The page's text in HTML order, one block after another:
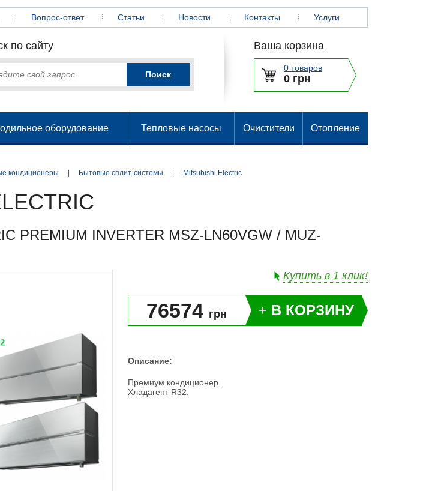
Вопрос-ответ Статьи Новости Контакты Услуги
по сайту Ваша корзина
0 товаров
0 грн
оборудование Тепловые насосы Очистители Отопление
кондиционеры Бытовые сплит-системы Mitsubishi Electric
PREMIUM INVERTER MSZ-LN60VGW / MUZ-
Купить в 1 клик!
76574 грн + В КОРЗИНУ
Описание:
Премиум кондиционер.
Хладагент R32.